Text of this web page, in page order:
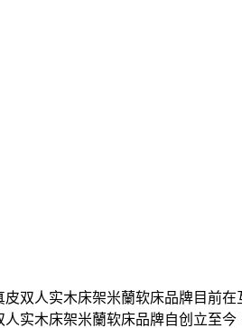
双人实木床架米蘭软床品牌目前
实木床架米蘭软床品牌自创立至